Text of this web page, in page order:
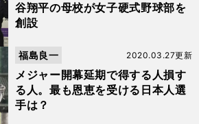
谷翔平の母校が女子硬式野球部を
創設
メジャー開幕延期で得する人損す
る人。最も恩恵を受ける日本人選
手は？
2020.03.27更新
福島良一